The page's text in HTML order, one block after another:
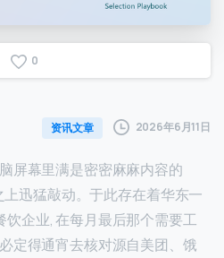
0
资讯文章 2026年6月11日
屏幕里满是密密麻麻内容的
迅猛敲动。于此存在着华东一
企业, 在每月最后那个需要工
定得通宵去核对源自美团、饿